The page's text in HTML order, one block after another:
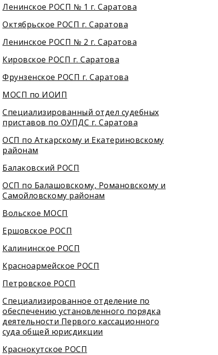
Ленинское РОСП № 1 г. Саратова
Октябрьское РОСП г. Саратова
Ленинское РОСП № 2 г. Саратова
Кировское РОСП г. Саратова
Фрунзенское РОСП г. Саратова
МОСП по ИОИП
Специализированный отдел судебных
приставов по ОУПДС г. Саратова
ОСП по Аткарскому и Екатериновскому
районам
Балаковский РОСП
ОСП по Балашовскому, Романовскому и
Самойловскому районам
Вольское МОСП
Ершовское РОСП
Калининское РОСП
Красноармейское РОСП
Петровское РОСП
Специализированное отделение по
обеспечению установленного порядка
деятельности Первого кассационного
суда общей юрисдикции
Краснокутское РОСП